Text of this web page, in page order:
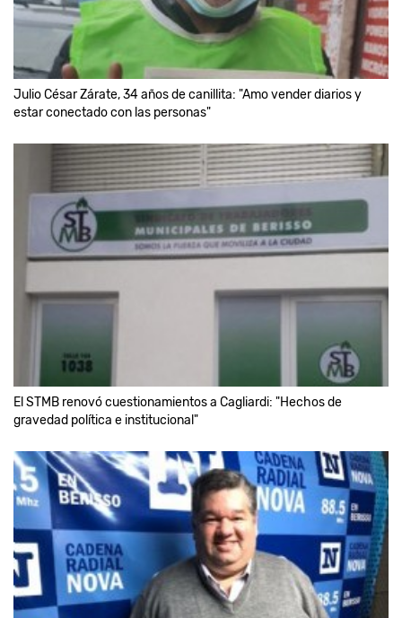
Julio César Zárate, 34 años de canillita: "Amo vender diarios y
estar conectado con las personas"
El STMB renovó cuestionamientos a Cagliardi: "Hechos de
gravedad política e institucional"